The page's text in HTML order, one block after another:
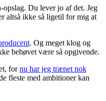
Du lever jo af det. Jeg
altså ikke så ligetil for mig at
. Og meget klog og
behøvet være så opgivende.
fornu har jeg trænet nok
fleste med ambitioner kan